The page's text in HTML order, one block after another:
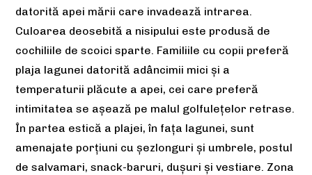
datorită apei mării care invadează intrarea.
Culoarea deosebită a nisipului este produsă de
cochiliile de scoici sparte. Familiile cu copii preferă
plaja lagunei datorită adâncimii mici și a
temperaturii plăcute a apei, cei care preferă
intimitatea se așează pe malul golfulețelor retrase.
În partea estică a plajei, în fața lagunei, sunt
amenajate porțiuni cu șezlonguri și umbrele, postul
de salvamari, snack-baruri, dușuri și vestiare. Zona